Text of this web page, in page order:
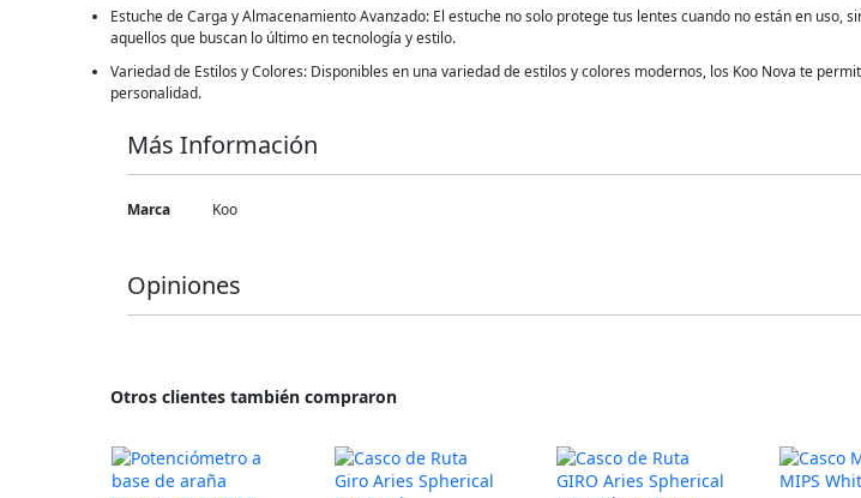
Estuche de Carga y Almacenamiento Avanzado: El estuche no solo protege tus lentes cuando no están en
aquellos que buscan lo último en tecnología y estilo.
Variedad de Estilos y Colores: Disponibles en una variedad de estilos y colores modernos, los Koo Nova te
personalidad.
Más Información
Más
Marca Koo
Opiniones
Otros clientes también compraron